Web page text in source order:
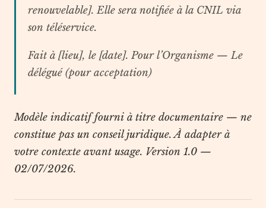
renouvelable]. Elle sera notifiée à la CNIL via
son téléservice.
Fait à [lieu], le [date]. Pour l’Organisme — Le
délégué (pour acceptation)
Modèle indicatif fourni à titre documentaire — ne
constitue pas un conseil juridique. À adapter à
votre contexte avant usage. Version 1.0 —
02/07/2026.